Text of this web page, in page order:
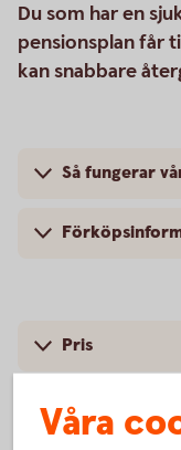
Du som har en
pensionsplan får
kan snabbare
Så fungerar
Pris
Våra